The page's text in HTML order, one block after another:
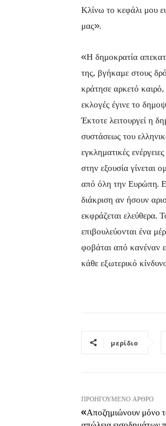
Κλίνω το κεφάλι μου
μας».
«Η δημοκρατία
της, βγήκαμε στους
κράτησε αρκετό καιρό,
εκλογές έγινε το
Έκτοτε λειτουργεί η
συστάσεως του
εγκληματικές
στην εξουσία γίνεται
από όλη την Ευρώπη.
διάκριση αν ήσουν
εκφράζεται ελεύθερα.
επιβουλεύονται ένα
φοβάται από κανέναν
κάθε εξωτερικό
μερίδιο
ΠΡΟΗΓΟΎΜΕΝΟ ΆΡΘΡΟ
«Αποζημιώνουν μόνο